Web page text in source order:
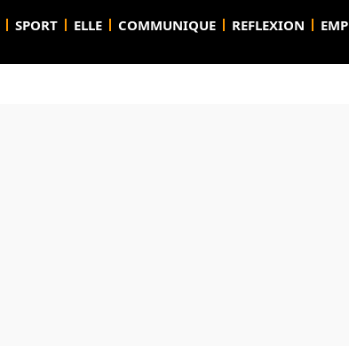
SPORT ELLE COMMUNIQUE REFLEXION